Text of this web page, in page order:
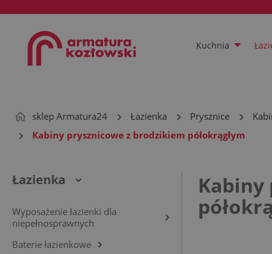
Kuchnia
sklep Armatura24 Łazienka Prysznice
Kabiny prysznicowe z brodzikiem półokrągłym
Łazienka
Wyposażenie łazienki dla
niepełnosprawnych
Baterie łazienkowe
Kabiny